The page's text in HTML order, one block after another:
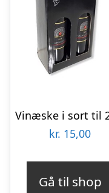
kr. 15,00
Gå til shop